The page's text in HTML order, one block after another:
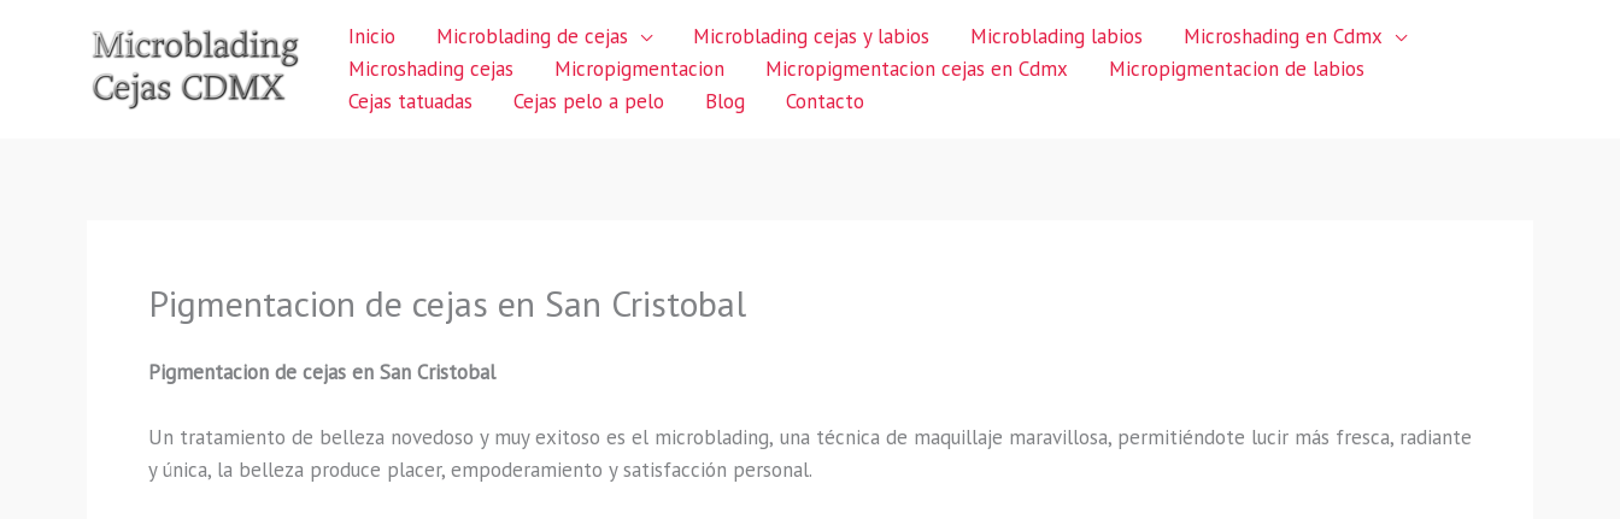
Inicio Microblading de cejas Microblading cejas y labios Microblading labios
Microshading en Cdmx
Microshading cejas
Micropigmentacion Micropigmentacion cejas en Cdmx
Micropigmentacion de labios
Cejas tatuadas
Cejas pelo a pelo Blog Contacto
Pigmentacion de cejas en San Cristobal
Pigmentacion de cejas en San Cristobal
Un tratamiento de belleza novedoso y muy exitoso es el microblading, una técnica de maquillaje maravillosa, permitiéndote lucir más fresca, radiante
y única, la belleza produce placer, empoderamiento y satisfacción personal.